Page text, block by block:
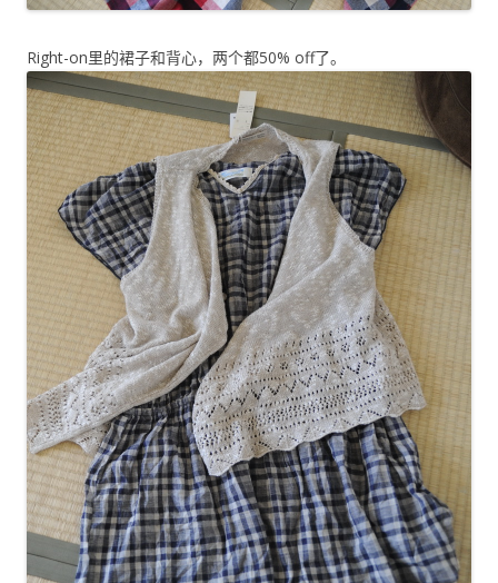
Right-on里的裙子和背心，两个都50% off了。